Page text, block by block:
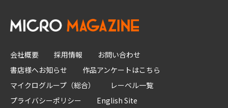
会社概要 採用情報
お問い合わせ
書店様へお知らせ
作品アンケートはこちら
マイクログループ（総合）
レーベル一覧
プライバシーポリシー
English Site